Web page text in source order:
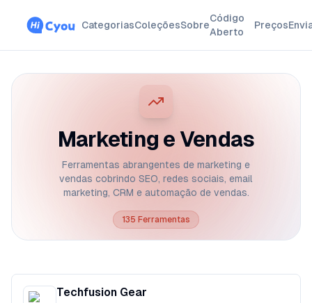
CategoriasColeçõesSobre
Código
Aberto
Preços
Marketing e Vendas
Ferramentas abrangentes de marketing e
vendas cobrindo SEO, redes sociais, email
marketing, CRM e automação de vendas.
135 Ferramentas
Techfusion Gear